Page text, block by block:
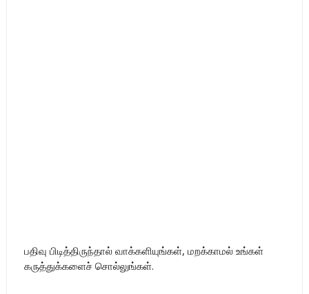
பதிவு பிடித்திருந்தால் வாக்களியுங்கள், மறக்காமல் உங்கள்
கருத்துக்களைச் சொல்லுங்கள்.